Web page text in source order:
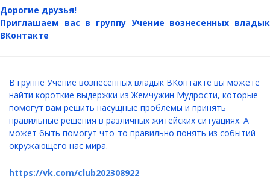
Дорогие друзья!
Приглашаем вас в группу Учение вознесенных владык
ВКонтакте
В группе Учение вознесенных владык ВКонтакте вы можете
найти короткие выдержки из Жемчужин Мудрости, которые
помогут вам решить насущные проблемы и принять
правильные решения в различных житейских ситуациях. А
может быть помогут что-то правильно понять из событий
окружающего нас мира.
https://vk.com/club202308922